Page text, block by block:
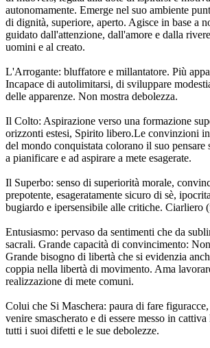
autonomamente. Emerge nel suo ambiente
di dignità, superiore, aperto. Agisce in base a
guidato dall'attenzione, dall'amore e dalla
uomini e al creato.
L'Arrogante: bluffatore e millantatore. Più
Incapace di autolimitarsi, di sviluppare
delle apparenze. Non mostra debolezza.
Il Colto: Aspirazione verso una formazione
orizzonti estesi, Spirito libero.Le convinzioni
del mondo conquistata colorano il suo pensare
a pianificare e ad aspirare a mete esagerate.
Il Superbo: senso di superiorità morale,
prepotente, esageratamente sicuro di sè,
bugiardo e ipersensibile alle critiche. Ciarliero
Entusiasmo: pervaso da sentimenti che da
sacrali. Grande capacità di convincimento:
Grande bisogno di libertà che si evidenzia
coppia nella libertà di movimento. Ama
realizzazione di mete comuni.
Colui che Si Maschera: paura di fare
venire smascherato e di essere messo in
tutti i suoi difetti e le sue debolezze.